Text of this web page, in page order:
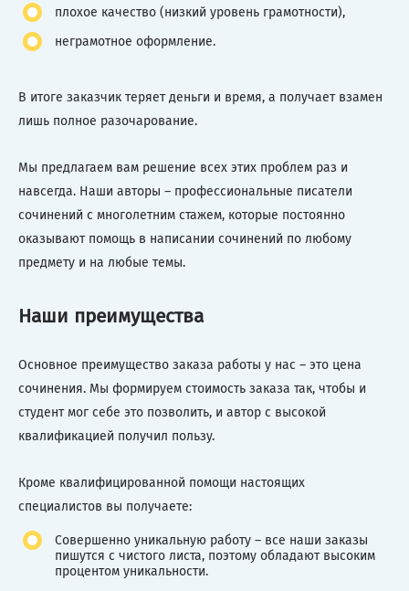
плохое качество (низкий уровень грамотности),
неграмотное оформление.
В итоге заказчик теряет деньги и время, а получает взамен
лишь полное разочарование.
Мы предлагаем вам решение всех этих проблем раз и
навсегда. Наши авторы – профессиональные писатели
сочинений с многолетним стажем, которые постоянно
оказывают помощь в написании сочинений по любому
предмету и на любые темы.
Наши преимущества
Основное преимущество заказа работы у нас – это цена
сочинения. Мы формируем стоимость заказа так, чтобы и
студент мог себе это позволить, и автор с высокой
квалификацией получил пользу.
Кроме квалифицированной помощи настоящих
специалистов вы получаете:
Совершенно уникальную работу – все наши заказы
пишутся с чистого листа, поэтому обладают высоким
процентом уникальности.